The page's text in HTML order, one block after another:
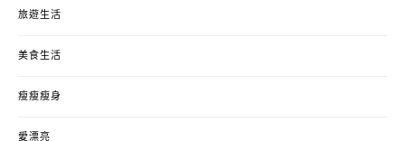
旅遊生活
美食生活
瘦瘦瘦身
愛漂亮